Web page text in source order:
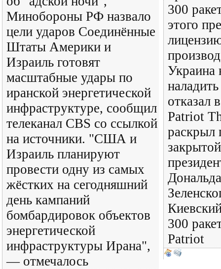
Минобороны РФ назвало
цели ударов Соединённые
Штаты Америки и
Израиль готовят
масштабные удары по
иранской энергетической
инфраструктуре, сообщил
телеканал CBS со ссылкой
на источники. "США и
Израиль планируют
провести одну из самых
жёстких на сегодняшний
день кампаний
бомбардировок объектов
энергетической
инфраструктуры Ирана",
— отмечалось
300
этого
Украина
отказал
Patriot
раскрыл
300
Patriot